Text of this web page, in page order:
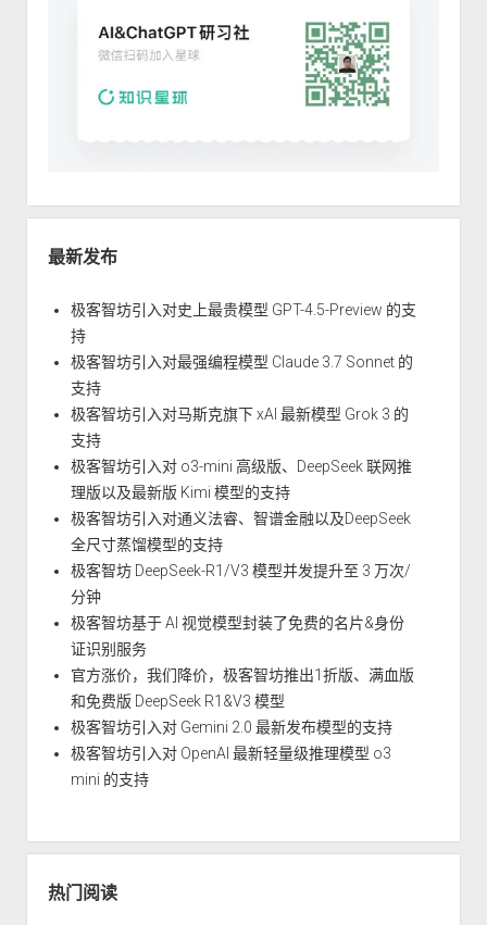
最新发布
极客智坊引入对史上最贵模型 GPT-4.5-Preview 的支
持
极客智坊引入对最强编程模型 Claude 3.7 Sonnet 的
支持
极客智坊引入对马斯克旗下 xAI 最新模型 Grok 3 的
支持
极客智坊引入对 o3-mini 高级版、DeepSeek 联网推
理版以及最新版 Kimi 模型的支持
极客智坊引入对通义法睿、智谱金融以及DeepSeek
全尺寸蒸馏模型的支持
极客智坊 DeepSeek-R1/V3 模型并发提升至 3 万次/
分钟
极客智坊基于 AI 视觉模型封装了免费的名片&身份
证识别服务
官方涨价，我们降价，极客智坊推出1折版、满血版
和免费版 DeepSeek R1&V3 模型
极客智坊引入对 Gemini 2.0 最新发布模型的支持
极客智坊引入对 OpenAI 最新轻量级推理模型 o3
mini 的支持
热门阅读